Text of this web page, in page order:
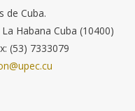
de Cuba.
Habana Cuba (10400)
(53) 7333079